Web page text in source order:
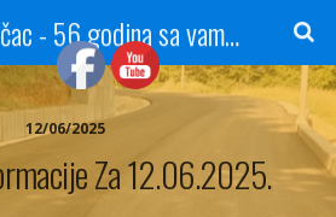
Radio Gradačac - 56 godina sa vama...
12/06/2025
Za 12.06.2025.